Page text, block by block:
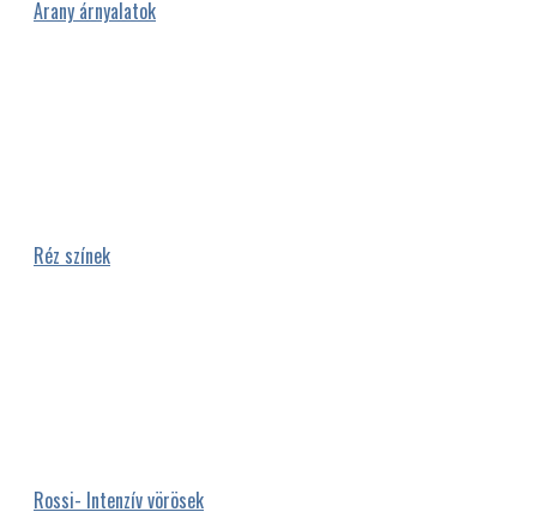
Arany árnyalatok
Réz színek
Rossi- Intenzív vörösek